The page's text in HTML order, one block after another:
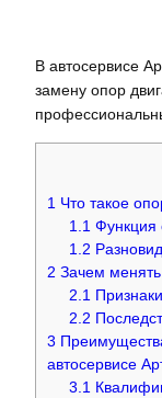
В автосервисе
замену опор
1 Что такое
1.1 Функция
1.2
2 Зачем
2.1
2.2
3
автосервисе
3.1